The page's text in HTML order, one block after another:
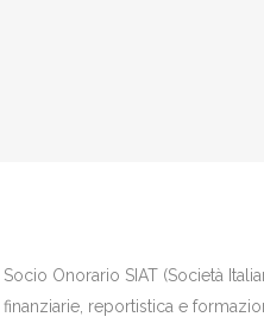
Onorario SIAT (Società
reportistica e